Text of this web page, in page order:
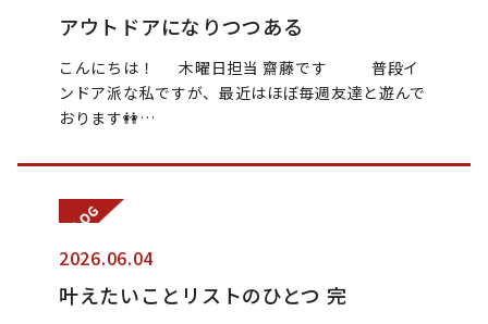
アウトドアになりつつある
こんにちは！ 木曜日担当 齋藤です 普段イ
ンドア派な私ですが、最近はほぼ毎週友達と遊んで
おります👭…
2026.06.04
叶えたいことリストのひとつ 完